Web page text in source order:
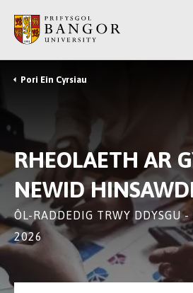
Prif
Gynnwys
Breadcrumb
Pori Ein Cyrsiau
RHEOLAETH AR
NEWID
ÔL-RADDEDIG TRWY DDYSGU
2026